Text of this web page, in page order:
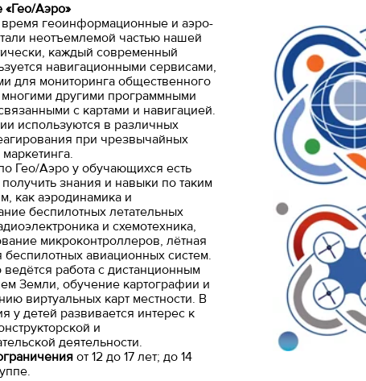
«Гео/Аэро»
геоинформационные и аэро-
неотъемлемой частью нашей
каждый современный
навигационными сервисами,
для мониторинга общественного
многими другими программными
с картами и навигацией.
используются в различных
при чрезвычайных
Гео/Аэро у обучающихся есть
знания и навыки по таким
как аэродинамика и
беспилотных летательных
и схемотехника,
микроконтроллеров, лётная
беспилотных авиационных систем.
работа с дистанционным
Земли, обучение картографии и
виртуальных карт местности. В
у детей развивается интерес к
и
деятельности.
от 12 до 17 лет; до 14